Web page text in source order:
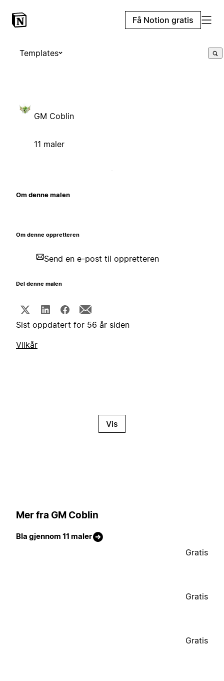
Få Notion gratis
Templates
GM Coblin
11 maler
Om denne malen
Om denne oppretteren
Send en e-post til oppretteren
Del denne malen
Sist oppdatert for 56 år siden
Vilkår
Vis
Mer fra GM Coblin
Bla gjennom 11 maler
Gratis
Gratis
Gratis